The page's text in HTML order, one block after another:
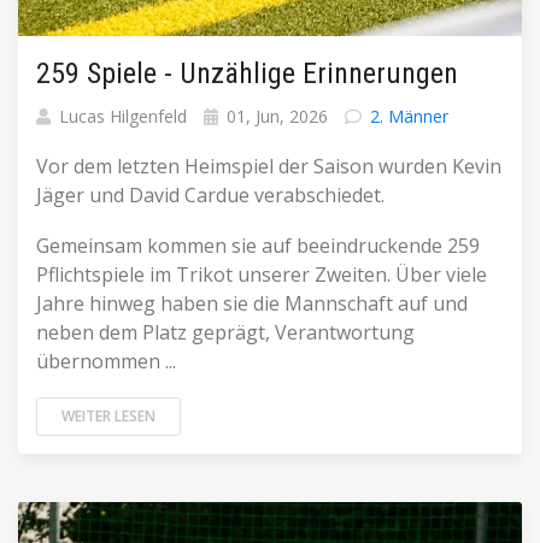
259 Spiele - Unzählige Erinnerungen
Lucas Hilgenfeld 01, Jun, 2026 2. Männer
Vor dem letzten Heimspiel der Saison wurden Kevin
Jäger und David Cardue verabschiedet.
Gemeinsam kommen sie auf beeindruckende 259
Pflichtspiele im Trikot unserer Zweiten. Über viele
Jahre hinweg haben sie die Mannschaft auf und
neben dem Platz geprägt, Verantwortung
übernommen ...
WEITER LESEN